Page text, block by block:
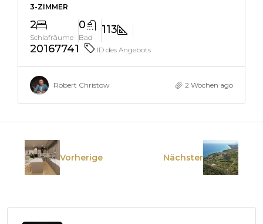
3-ZIMMER
2
Schlafräume
0
Bad
113
20167741
ID des Angebots
Robert Christow 2 Wochen ago
Vorherige Nächster